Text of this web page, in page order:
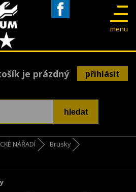
menu
je prázdný přihlásit
NÁŘADÍ
Brusky